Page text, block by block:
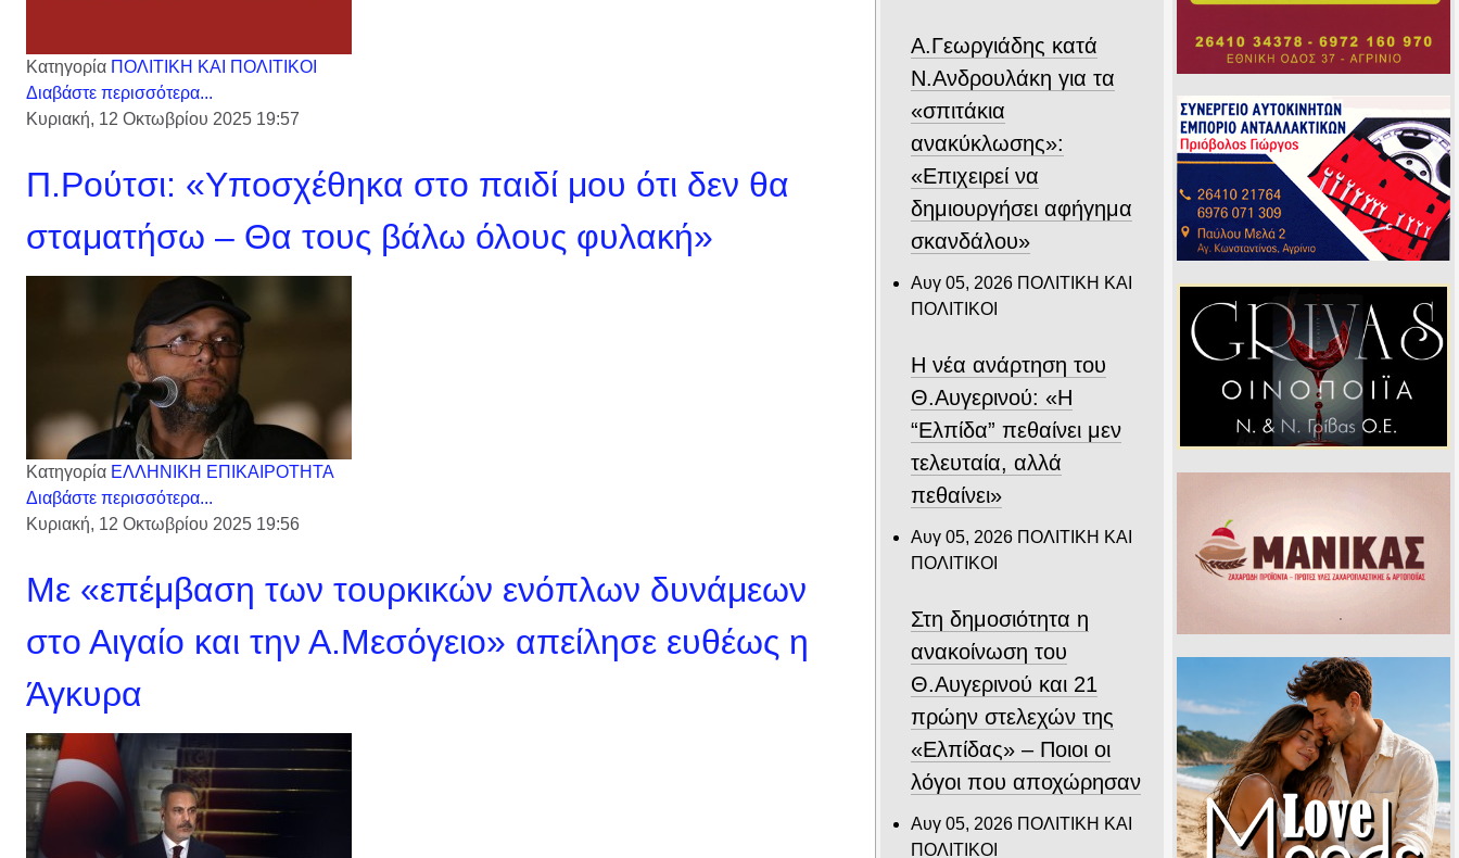
Κατηγορία ΠΟΛΙΤΙΚΗ ΚΑΙ ΠΟΛΙΤΙΚΟΙ
Διαβάστε περισσότερα...
Κυριακή, 12 Οκτωβρίου 2025 19:57
Π.Ρούτσι: «Υποσχέθηκα στο παιδί μου ότι δεν θα
σταματήσω – Θα τους βάλω όλους φυλακή»
Κατηγορία ΕΛΛΗΝΙΚΗ ΕΠΙΚΑΙΡΟΤΗΤΑ
Διαβάστε περισσότερα...
Κυριακή, 12 Οκτωβρίου 2025 19:56
Με «επέμβαση των τουρκικών ενόπλων δυνάμεων
στο Αιγαίο και την Α.Μεσόγειο» απείλησε ευθέως η
Άγκυρα
Α.Γεωργιάδης κατά
Ν.Ανδρουλάκη για τα
«σπιτάκια
ανακύκλωσης»:
«Επιχειρεί να
δημιουργήσει αφήγημα
σκανδάλου»
Αυγ 05, 2026 ΠΟΛΙΤΙΚΗ ΚΑΙ
ΠΟΛΙΤΙΚΟΙ
Η νέα ανάρτηση του
Θ.Αυγερινού: «Η
“Ελπίδα” πεθαίνει μεν
τελευταία, αλλά
πεθαίνει»
Αυγ 05, 2026 ΠΟΛΙΤΙΚΗ ΚΑΙ
ΠΟΛΙΤΙΚΟΙ
Στη δημοσιότητα η
ανακοίνωση του
Θ.Αυγερινού και 21
πρώην στελεχών της
«Ελπίδας» – Ποιοι οι
λόγοι που αποχώρησαν
Αυγ 05, 2026 ΠΟΛΙΤΙΚΗ ΚΑΙ
ΠΟΛΙΤΙΚΟΙ